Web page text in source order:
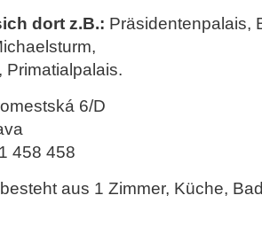
dort z.B.: Präsidentenpalais,
Primatialpalais.
6/D
458 458
aus 1 Zimmer, Küche,